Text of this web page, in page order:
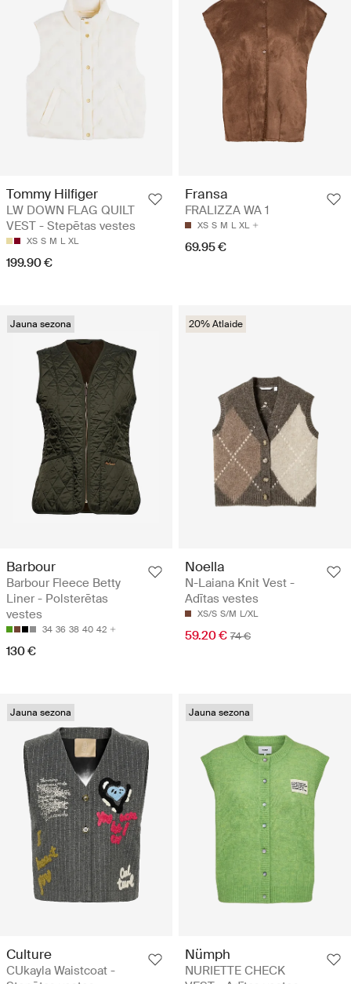
Tommy Hilfiger
LW DOWN FLAG QUILT
VEST - Stepētas vestes
XS S M L XL
199.90 €
Fransa
FRALIZZA WA 1
XS S M L XL
69.95 €
Jauna sezona
Barbour
Barbour Fleece Betty
Liner - Polsterētas
vestes
34 36 38 40 42
130 €
20% Atlaide
Noella
N-Laiana Knit Vest -
Adītas vestes
XS/S S/M L/XL
59.20 € 74 €
Jauna sezona
Culture
CUkayla Waistcoat -
Jauna sezona
Nümph
NURIETTE CHECK